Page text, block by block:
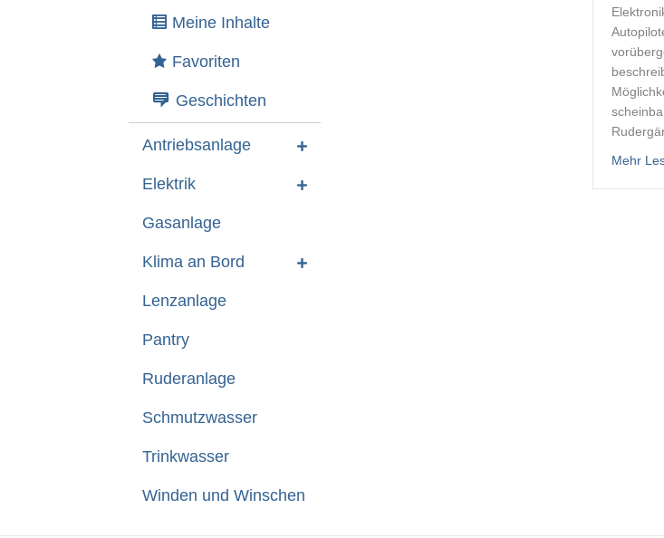
Meine Inhalte
Favoriten
Geschichten
Antriebsanlage
Elektrik
Gasanlage
Klima an Bord
Lenzanlage
Pantry
Ruderanlage
Schmutzwasser
Trinkwasser
Winden und Winschen
Mehr